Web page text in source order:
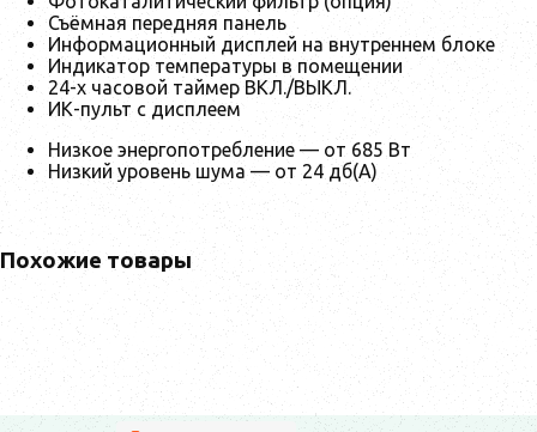
Съёмная передняя панель
Информационный дисплей на внутреннем блоке
Индикатор температуры в помещении
24-х часовой таймер ВКЛ./ВЫКЛ.
ИК-пульт с дисплеем
Низкое энергопотребление — от 685 Вт
Низкий уровень шума — от 24 дб(А)
Похожие товары